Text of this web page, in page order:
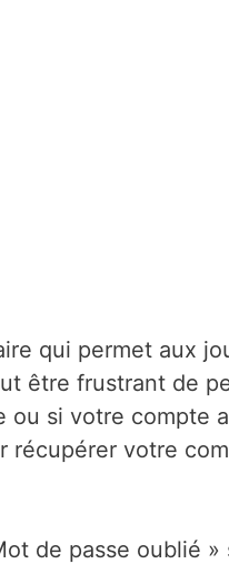
qui permet aux
être frustrant de
ou si votre compte
votre
de passe oublié »